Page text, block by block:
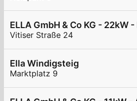
ELLA GmbH & Co KG - 22kW
Vitiser Straße 24
Ella Windigsteig
Marktplatz 9